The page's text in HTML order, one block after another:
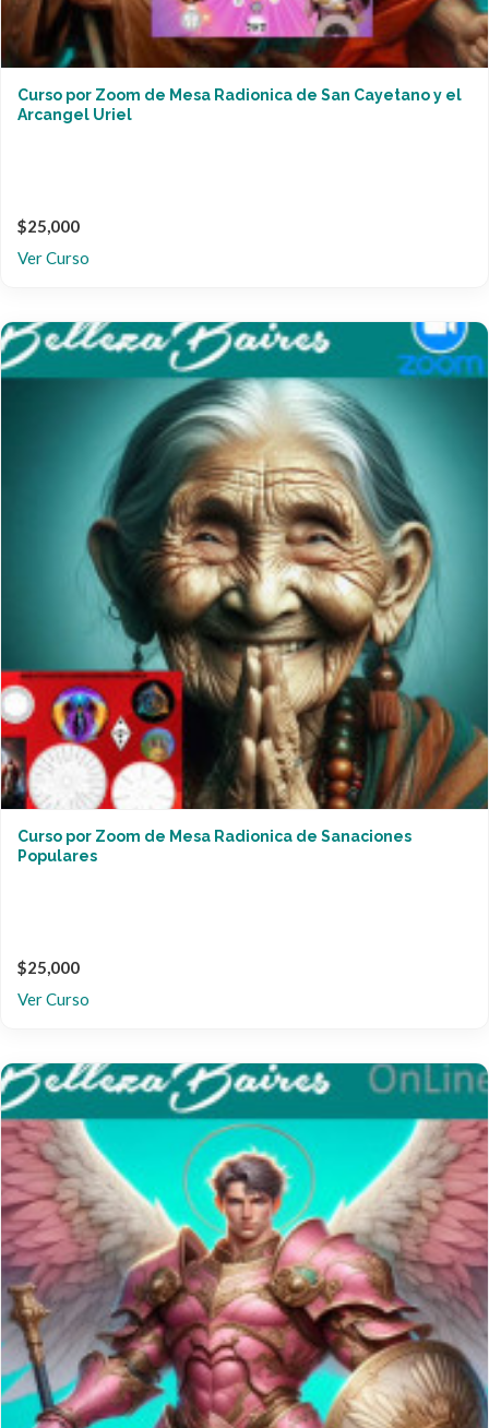
Curso por Zoom de Mesa Radionica de San Cayetano y el
Arcangel Uriel
$25,000
Ver Curso
Curso por Zoom de Mesa Radionica de Sanaciones
Populares
$25,000
Ver Curso